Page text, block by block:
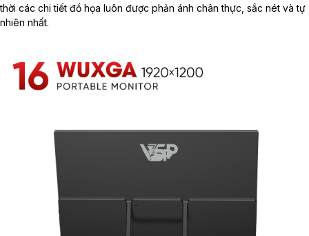
thời các chi tiết đồ họa luôn được phản ánh chân thực, sắc nét và tự
nhiên nhất.